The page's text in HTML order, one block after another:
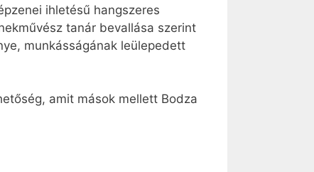
ihletésű hangszeres
tanár bevallása szerint
munkásságának leülepedett
amit mások mellett Bodza